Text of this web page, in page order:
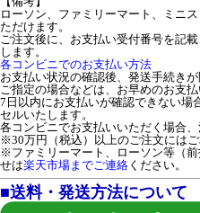
ローソン、ファミリーマート、ミニ
ただけます。
ご注文後に、お支払い受付番号を記
します。
各コンビニでのお支払い方法
お支払い状況の確認後、発送手続き
ご指定の場合などは、お早めのお支払
7日以内にお支払いが確認できない場
セルいたします。
各コンビニでお支払いいただく場合、
※30万円（税込）以上のご注文にはご
※ファミリーマート、ローソン等（
せは楽天市場までご連絡 ください。
■送料・発送方法について